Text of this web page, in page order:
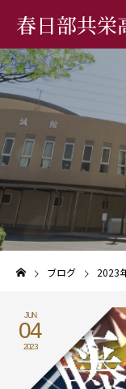
春日部共栄
ブログ 2023
JUN
04
2023